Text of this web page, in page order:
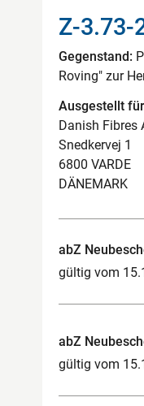
Z-3.73-
Gegenstand:
Roving" zur
Ausgestellt
Danish Fibres
Snedkervej 1
6800 VARDE
DÄNEMARK
abZ
gültig vom
abZ
gültig vom